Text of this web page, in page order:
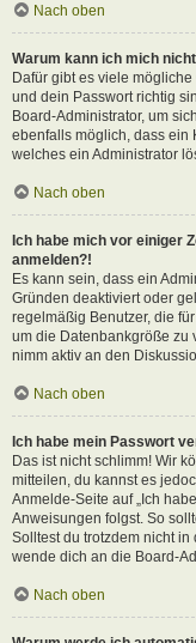
Nach oben
Warum kann ich mich
Dafür gibt es viele
und dein Passwort richtig
Board-Administrator, um
ebenfalls möglich, dass ein
welches ein Administrator
Nach oben
Ich habe mich vor einiger
anmelden?!
Es kann sein, dass ein
Gründen deaktiviert oder
regelmäßig Benutzer, die
um die Datenbankgröße zu
nimm aktiv an den
Nach oben
Ich habe mein Passwort
Das ist nicht schlimm! Wir
mitteilen, du kannst es
Anmelde-Seite auf „Ich
Anweisungen folgst. So
Solltest du trotzdem nicht
wende dich an die Board-
Nach oben